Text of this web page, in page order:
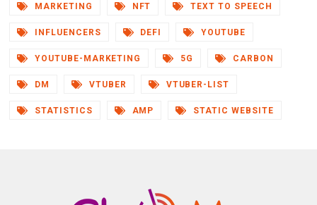
MARKETING NFT TEXT TO SPEECH
INFLUENCERS DEFI YOUTUBE
YOUTUBE-MARKETING 5G CARBON
DM VTUBER VTUBER-LIST
STATISTICS AMP STATIC WEBSITE